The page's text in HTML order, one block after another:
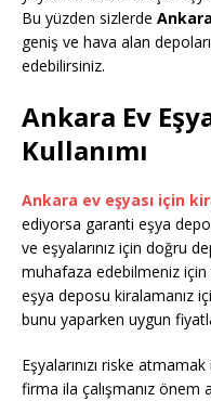
Bu yüzden sizlerde
geniş ve hava alan
edebilirsiniz.
Ankara Ev
Kullanımı
Ankara ev eşyası için
ediyorsa garanti eşya
ve eşyalarınız için doğru
muhafaza edebilmeniz
eşya deposu kiralamanız
bunu yaparken uygun
Eşyalarınızı riske
firma ila çalışmanız